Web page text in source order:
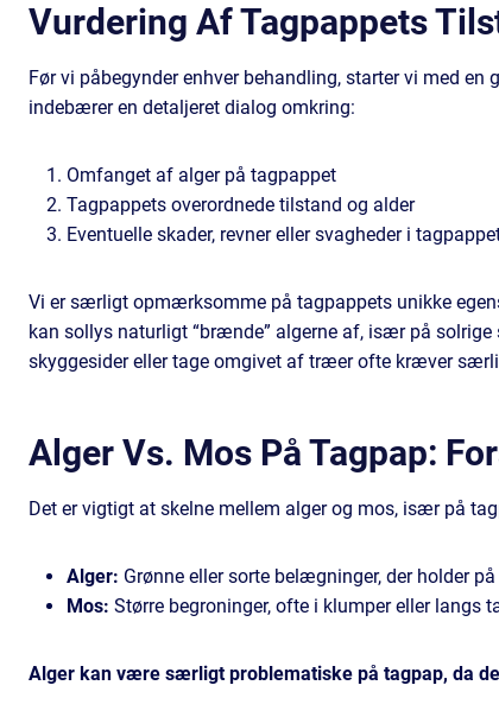
Vurdering Af Tagpappets
Før vi påbegynder enhver behandling, starter vi med
indebærer en detaljeret dialog omkring:
Omfanget af alger på tagpappet
Tagpappets overordnede tilstand og alder
Eventuelle skader, revner eller svagheder i
Vi er særligt opmærksomme på tagpappets unikke
kan sollys naturligt “brænde” algerne af, især på
skyggesider eller tage omgivet af træer ofte kræver
Alger Vs. Mos På Tagpap:
Det er vigtigt at skelne mellem alger og mos, især på
Alger: Grønne eller sorte belægninger, der holder
Mos: Større begroninger, ofte i klumper eller langs
Alger kan være særligt problematiske på tagpap, da